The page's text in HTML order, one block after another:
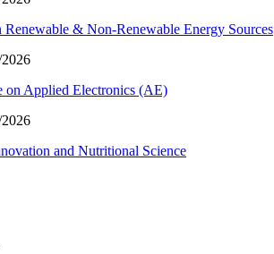
& Non-Renewable Energy Sources
on Applied Electronics (AE)
and Nutritional Science